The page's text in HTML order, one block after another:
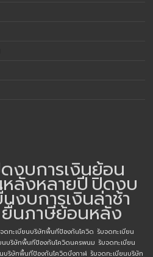
งบการเงินย้อน
ลังหลายปีปิดงบ
งบการเงินล่าช้า
ยื่นภาษีย้อนหลัง
ดทะเบียนบริษัทพื้นทีป้องกันโควิด รับจดทะเบียน
นบริษัทพื้นทีป้องกันโควิดนครพนม รับจดทะเบียน
บริษัทพื้นทีป้องกันโควิดบึงกาฬ รับจดทะเบียนบริษัท